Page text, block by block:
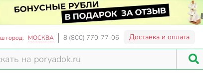
город: МОСКВА 8 (800) 770-77-06 Доставка и оплата